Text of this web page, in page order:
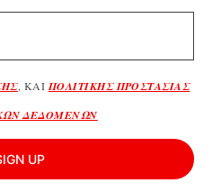
, ΚΑΙ ΠΟΛΙΤΙΚΗΣ ΠΡΟΣΤΑΣΙΑΣ
ΔΕΔΟΜΕΝΩΝ
UP